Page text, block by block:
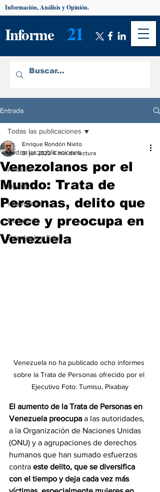
Informe 21
Información, Análisis y Opinión.
Entrada
Todas las publicaciones
Análisis
Opinión
Información
De interés
Psicología y Salud
Todas las publicaciones
Venezolanos por el
Mundo: Trata de
Personas, delito que
crece y preocupa en
Venezuela
Enrique Rondón Nieto
31 jul 2023 4 min de lectura
Venezuela no ha publicado ocho informes
sobre la Trata de Personas ofrecido por el
Ejecutivo Foto: Tumisu, Pixabay
El aumento de la Trata de Personas en
Venezuela preocupa a las autoridades,
a la Organización de Naciones Unidas
(ONU) y a agrupaciones de derechos
humanos que han sumado esfuerzos
contra este delito, que se diversifica
con el tiempo y deja cada vez más